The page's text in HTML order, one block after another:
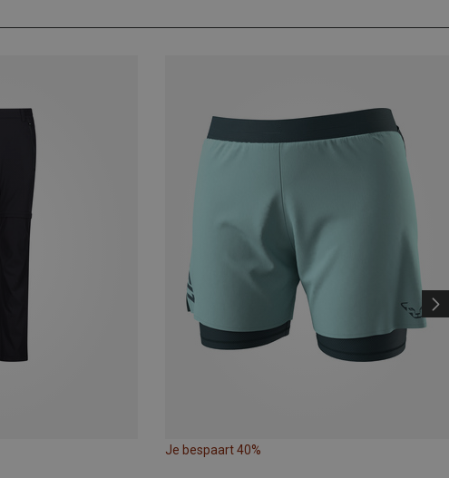
Je bespaart 40%